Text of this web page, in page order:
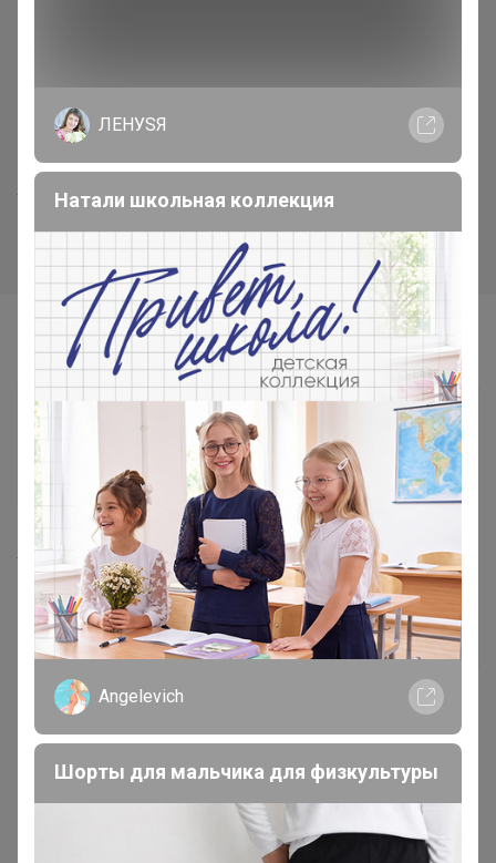
520р
Укрывной материал 60 черн.
37р
Лента киперная, 8мм, 20м
Самые желанные
Хит
241р
Укрытие Зимний домик -
допол.чехол h 100см(уп
3шт)
Хит
ЛЕНУSЯ
Натали школьная коллекция
Angelevich
Шорты для мальчика для физкультуры